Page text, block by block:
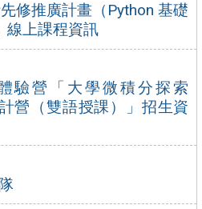
修推廣計畫（Python 基礎
線上課程資訊
驗營「大學微積分探索
營（雙語授課）」招生資